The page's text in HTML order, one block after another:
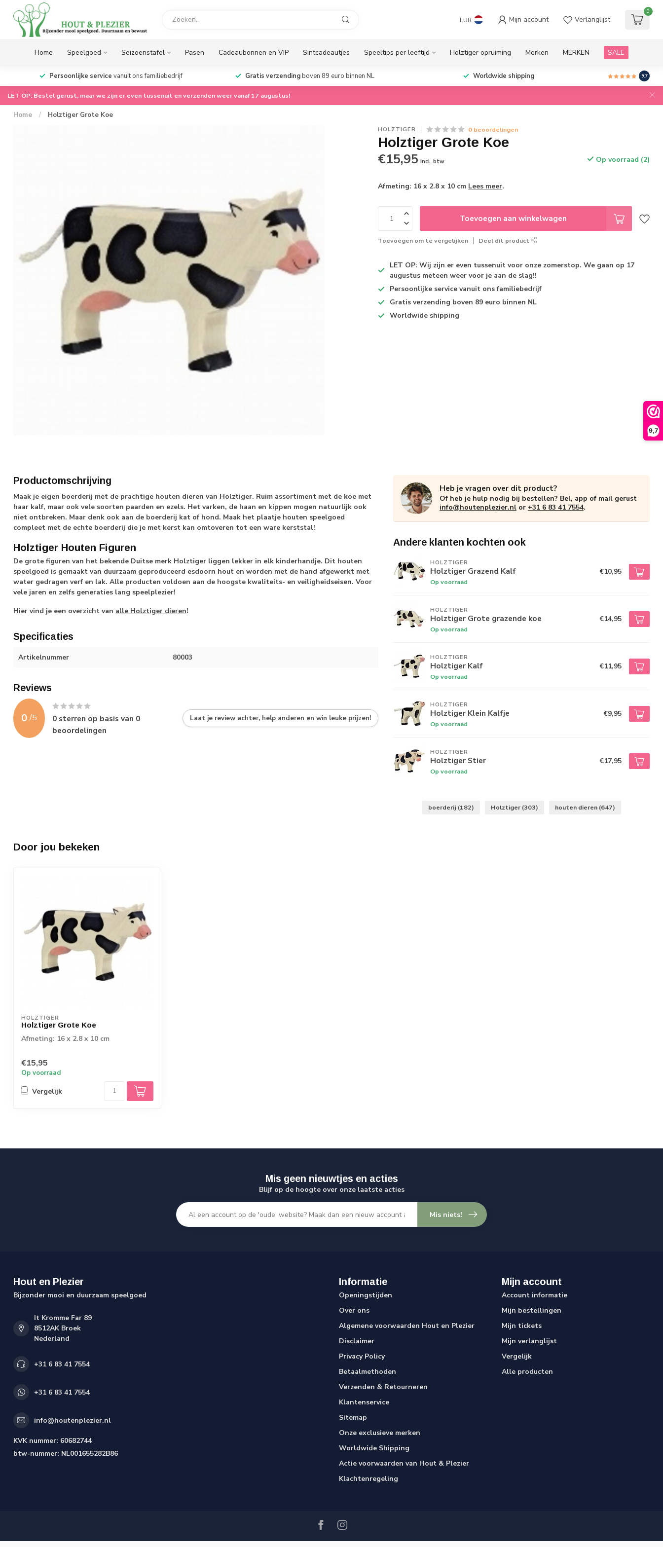
9,7
EUR Mijn account Verlanglijst
0
Home Speelgoed Seizoenstafel Pasen Cadeaubonnen en VIP Sintcadeautjes Speeltips per leeftijd Holztiger opruiming Merken MERKEN SALE
Persoonlijke service vanuit ons familiebedrijf Gratis verzendingboven 89 euro binnen NL Worldwide shipping 9.7
LET OP: Bestel gerust, maar we zijn er even tussenuit en verzenden weer vanaf 17 augustus!
Home / Holztiger Grote Koe
HOLZTIGER 0 beoordelingen
Holztiger Grote Koe
€15,95 Incl. btw Op voorraad (2)
Afmeting: 16 x 2.8 x 10 cm Lees meer.
Toevoegen aan winkelwagen
Toevoegen om te vergelijken Deel dit product
LET OP: Wij zijn er even tussenuit voor onze zomerstop. We gaan op 17
augustus meteen weer voor je aan de slag!!
Persoonlijke service vanuit ons familiebedrijf
Gratis verzending boven 89 euro binnen NL
Worldwide shipping
Productomschrijving
Maak je eigen boerderij met de prachtige houten dieren van Holztiger. Ruim assortiment met de koe met
haar kalf, maar ook vele soorten paarden en ezels. Het varken, de haan en kippen mogen natuurlijk ook
niet ontbreken. Maar denk ook aan de boerderij kat of hond. Maak het plaatje houten speelgoed
compleet met de echte boerderij die je met kerst kan omtoveren tot een ware kerststal!
Holztiger Houten Figuren
De grote figuren van het bekende Duitse merk Holztiger liggen lekker in elk kinderhandje. Dit houten
speelgoed is gemaakt van duurzaam geproduceerd esdoorn hout en worden met de hand afgewerkt met
water gedragen verf en lak. Alle producten voldoen aan de hoogste kwaliteits- en veiligheidseisen. Voor
vele jaren en zelfs generaties lang speelplezier!
Hier vind je een overzicht van alle Holztiger dieren!
Specificaties
Artikelnummer 80003
Reviews
0 /5 0 sterren op basis van 0
beoordelingen
Laat je review achter, help anderen en win leuke prijzen!
Heb je vragen over dit product?
Of heb je hulp nodig bij bestellen? Bel, app of mail gerust
info@houtenplezier.nl or +31 6 83 41 7554.
Andere klanten kochten ook
HOLZTIGER
Holztiger Grazend Kalf
Op voorraad
€10,95
HOLZTIGER
Holztiger Grote grazende koe
Op voorraad
€14,95
HOLZTIGER
Holztiger Kalf
Op voorraad
€11,95
HOLZTIGER
Holztiger Klein Kalfje
Op voorraad
€9,95
HOLZTIGER
Holztiger Stier
Op voorraad
€17,95
boerderij (182) Holztiger (303) houten dieren (647)
Door jou bekeken
HOLZTIGER
Holztiger Grote Koe
Afmeting: 16 x 2.8 x 10 cm
€15,95
Op voorraad
Vergelijk
Mis geen nieuwtjes en acties
Blijf op de hoogte over onze laatste acties
Mis niets!
Hout en Plezier
Bijzonder mooi en duurzaam speelgoed
It Kromme Far 89
8512AK Broek
Nederland
+31 6 83 41 7554
+31 6 83 41 7554
info@houtenplezier.nl
KVK nummer: 60682744
btw-nummer: NL001655282B86
Informatie
Openingstijden
Over ons
Algemene voorwaarden Hout en Plezier
Disclaimer
Privacy Policy
Betaalmethoden
Verzenden & Retourneren
Klantenservice
Sitemap
Onze exclusieve merken
Worldwide Shipping
Actie voorwaarden van Hout & Plezier
Klachtenregeling
Mijn account
Account informatie
Mijn bestellingen
Mijn tickets
Mijn verlanglijst
Vergelijk
Alle producten